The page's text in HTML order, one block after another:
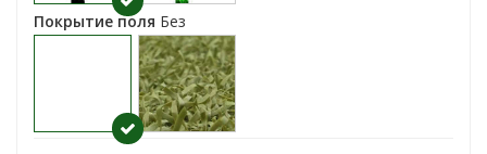
Покрытие поля Без